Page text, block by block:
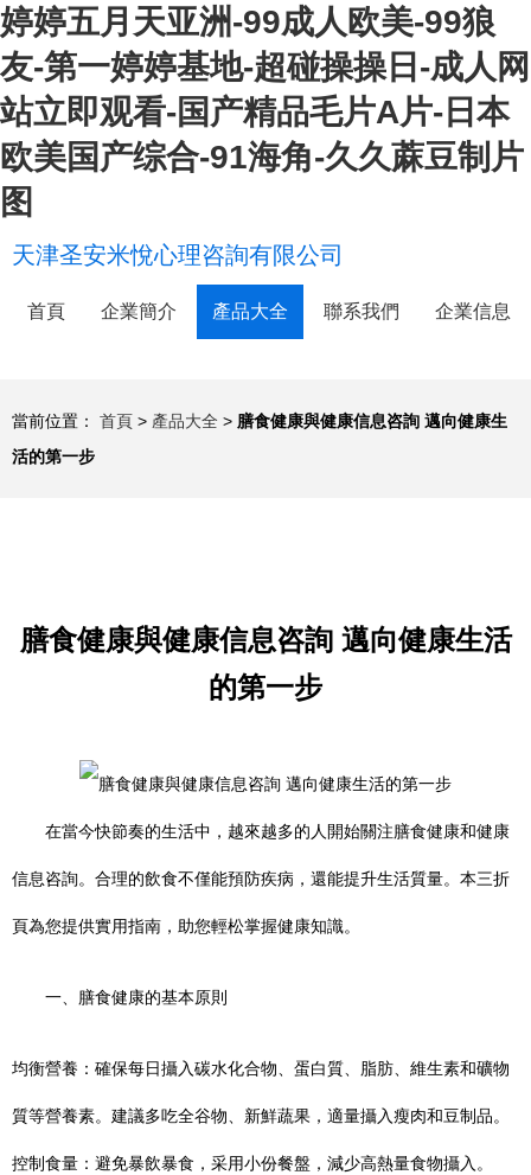
婷婷五月天亚洲-99成人欧美-99狼
友-第一婷婷基地-超碰操操日-成人网
站立即观看-国产精品毛片A片-日本
欧美国产综合-91海角-久久蔴豆制片
图
天津圣安米悅心理咨詢有限公司
首頁 企業簡介 產品大全 聯系我們 企業信息
當前位置： 首頁 > 產品大全 > 膳食健康與健康信息咨詢 邁向健康生
活的第一步
膳食健康與健康信息咨詢 邁向健康生活
的第一步
在當今快節奏的生活中，越來越多的人開始關注膳食健康和健康
信息咨詢。合理的飲食不僅能預防疾病，還能提升生活質量。本三折
頁為您提供實用指南，助您輕松掌握健康知識。
一、膳食健康的基本原則
均衡營養：確保每日攝入碳水化合物、蛋白質、脂肪、維生素和礦物
質等營養素。建議多吃全谷物、新鮮蔬果，適量攝入瘦肉和豆制品。
控制食量：避免暴飲暴食，采用小份餐盤，減少高熱量食物攝入。